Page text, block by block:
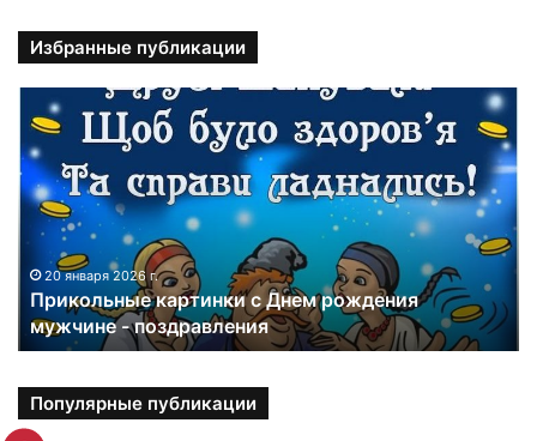
Избранные публикации
и
к
о
к
т
20 января 2026 г.
Прикольные картинки с Днем рождения
мужчине - поздравления
Популярные публикации